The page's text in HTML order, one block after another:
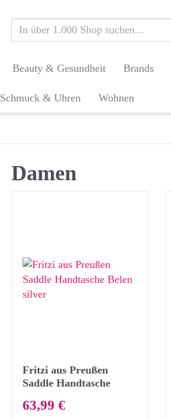
Beauty & Gesundheit Brands
Schmuck & Uhren Wohnen
Damen
Fritzi aus Preußen
Saddle Handtasche
63,99 €